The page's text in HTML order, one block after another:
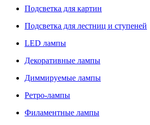
Подсветка для картин
Подсветка для лестниц и ступеней
LED лампы
Декоративные лампы
Диммируемые лампы
Ретро-лампы
Филаментные лампы